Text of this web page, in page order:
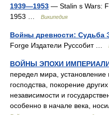
1939—1953 — Stalin s Wars:
1953 …
Википедия
Войны древности: Судьба
Forge Издатели Руссобит …
ВОЙНЫ ЭПОХИ
передел мира, установление
господства, покорение
независимости и
особенно в начале века,